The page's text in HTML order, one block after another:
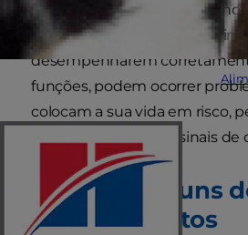
enzimas e glóbulos
resíduos do sangue. Se os
desempenharem
funções, podem ocorrer
colocam a sua vida em risco,
importante saber os sinais de
Causas comuns
renal nos gatos